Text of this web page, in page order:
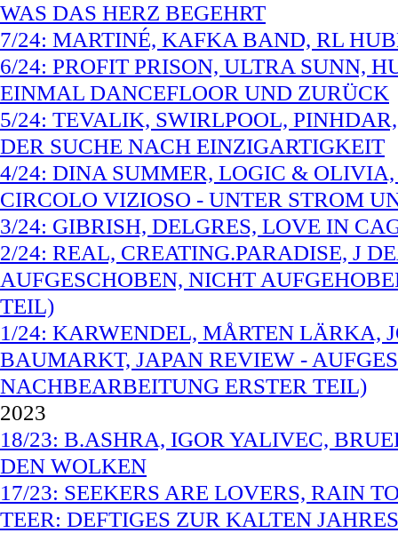
WAS DAS HERZ BEGEHRT
7/24: MARTINÉ, KAFKA BAND, RL
6/24: PROFIT PRISON, ULTRA SUNN,
EINMAL DANCEFLOOR UND ZURÜCK
5/24: TEVALIK, SWIRLPOOL,
DER SUCHE NACH EINZIGARTIGKEIT
4/24: DINA SUMMER, LOGIC &
CIRCOLO VIZIOSO - UNTER STROM
3/24: GIBRISH, DELGRES, LOVE IN
2/24: REAL, CREATING.PARADISE, J
AUFGESCHOBEN, NICHT
TEIL)
1/24: KARWENDEL, MÅRTEN LÄRKA,
BAUMARKT, JAPAN REVIEW -
NACHBEARBEITUNG ERSTER TEIL)
2023
18/23: B.ASHRA, IGOR YALIVEC,
DEN WOLKEN
17/23: SEEKERS ARE LOVERS, RAIN
TEER: DEFTIGES ZUR KALTEN